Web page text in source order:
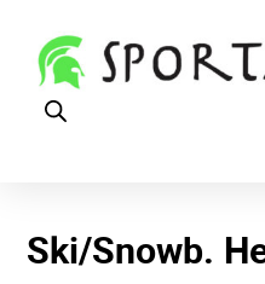
Ski/Snowb.